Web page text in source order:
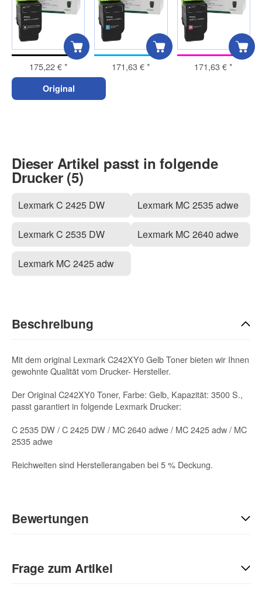
175,22 €* 171,63 €* 171,63 €*
Original
Dieser Artikel passt in folgende
Drucker (5)
Lexmark C 2425 DW
Lexmark C 2535 DW
Lexmark MC 2425 adw
Lexmark MC 2535 adwe
Lexmark MC 2640 adwe
Beschreibung
Mit dem original Lexmark C242XY0 Gelb Toner bieten wir Ihnen
gewohnte Qualität vom Drucker- Hersteller.
Der Original C242XY0 Toner, Farbe: Gelb, Kapazität: 3500 S.,
passt garantiert in folgende Lexmark Drucker:
C 2535 DW / C 2425 DW / MC 2640 adwe / MC 2425 adw / MC
2535 adwe
Reichweiten sind Herstellerangaben bei 5 % Deckung.
Bewertungen
Sie Anderen bei der Kaufentscheidung:
Frage zum Artikel